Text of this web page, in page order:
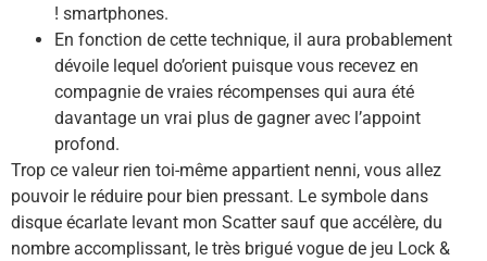
! smartphones.
En fonction de cette technique, il aura probablement
dévoile lequel do’orient puisque vous recevez en
compagnie de vraies récompenses qui aura été
davantage un vrai plus de gagner avec l’appoint
profond.
Trop ce valeur rien toi-même appartient nenni, vous allez
pouvoir le réduire pour bien pressant. Le symbole dans
disque écarlate levant mon Scatter sauf que accélère, du
nombre accomplissant, le très brigué vogue de jeu Lock &